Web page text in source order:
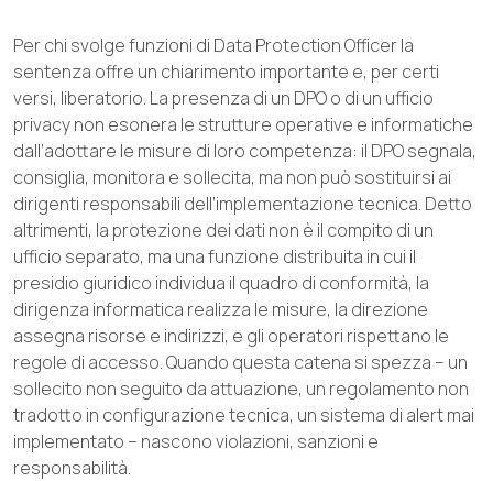
Per chi svolge funzioni di Data Protection Officer la
sentenza offre un chiarimento importante e, per certi
versi, liberatorio. La presenza di un DPO o di un ufficio
privacy non esonera le strutture operative e informatiche
dall’adottare le misure di loro competenza: il DPO segnala,
consiglia, monitora e sollecita, ma non può sostituirsi ai
dirigenti responsabili dell’implementazione tecnica. Detto
altrimenti, la protezione dei dati non è il compito di un
ufficio separato, ma una funzione distribuita in cui il
presidio giuridico individua il quadro di conformità, la
dirigenza informatica realizza le misure, la direzione
assegna risorse e indirizzi, e gli operatori rispettano le
regole di accesso. Quando questa catena si spezza – un
sollecito non seguito da attuazione, un regolamento non
tradotto in configurazione tecnica, un sistema di alert mai
implementato – nascono violazioni, sanzioni e
responsabilità.